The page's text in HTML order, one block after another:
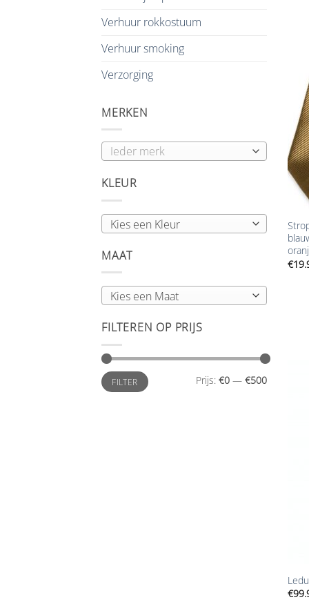
Verhuur rokkostuum
Verhuur smoking
Verzorging
MERKEN
KLEUR
Kies een Kleur
MAAT
Kies een Maat
FILTEREN OP PRIJS
Min.
prijs
Max.
prijsFILTER Prijs: €0 — €500
+
€
€